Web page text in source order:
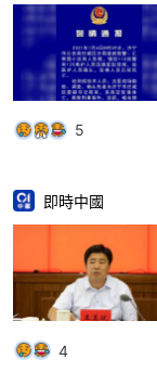
5
即時中國
4